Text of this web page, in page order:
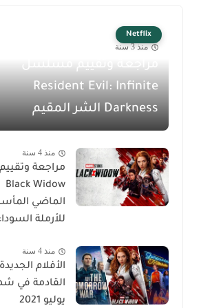
Netflix
منذ 3 سنة
مراجعة وتقييم مسلسل
Resident Evil: Infinite
Darkness الشر المقيم
منذ 4 سنة
مراجعة
Black Widow
الماضي
للأرملة
منذ 4 سنة
الأفلام الجديدة
القادمة في
يوليو 2021